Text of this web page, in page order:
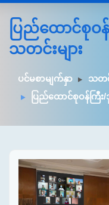
ပြည်ထောင်စုဝ
သတင်းများ
ပင်မစာမျက်နှာ
သတ
ပြည်ထောင်စုဝန်ကြီ